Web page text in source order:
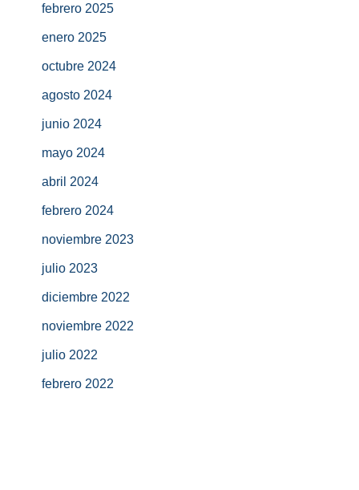
febrero 2025
enero 2025
octubre 2024
agosto 2024
junio 2024
mayo 2024
abril 2024
febrero 2024
noviembre 2023
julio 2023
diciembre 2022
noviembre 2022
julio 2022
febrero 2022